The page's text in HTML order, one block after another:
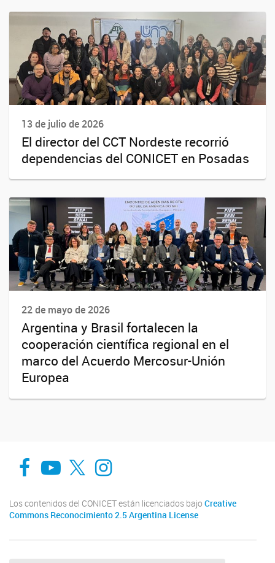
13 de julio de 2026
El director del CCT Nordeste recorrió
dependencias del CONICET en Posadas
22 de mayo de 2026
Argentina y Brasil fortalecen la
cooperación científica regional en el
marco del Acuerdo Mercosur-Unión
Europea
Facebook
You TubeTwitterInstagram
Los contenidos del CONICET están licenciados bajo Creative
Commons Reconocimiento 2.5 Argentina License